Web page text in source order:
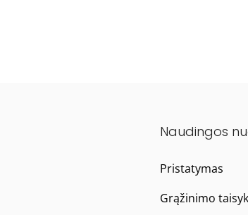
Naudingos
Pristatymas
Grąžinimo